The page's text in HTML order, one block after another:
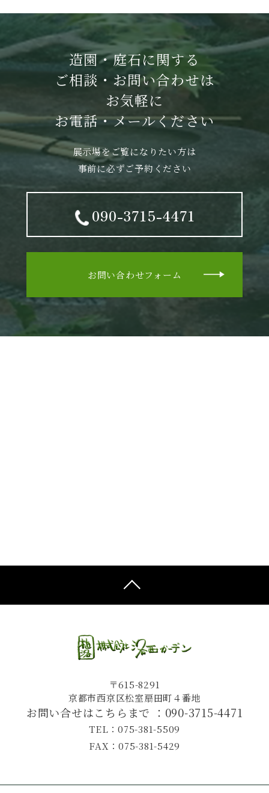
造園・庭石に関する
ご相談・お問い合わせは
お気軽に
お電話・メールください
展示場をご覧になりたい方は
事前に必ずご予約ください
090-3715-4471
お問い合わせフォーム
〒615-8291
京都市西京区松室扇田町４番地
お問い合せはこちらまで ： 090-3715-4471
TEL：075-381-5509
FAX：075-381-5429